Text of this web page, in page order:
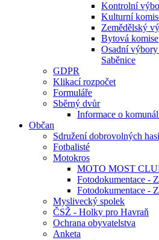
Kontrolní
Kulturní
Zemědělský
Bytová komise
Osadní výbory
Saběnice
GDPR
Klikací rozpočet
Formuláře
Sběrný dvůr
Informace o
Občan
Sdružení dobrovolných
Fotbalisté
Motokros
MOTO MOST
Fotodokumentace -
Fotodokumentace -
Myslivecký spolek
ČSŽ - Holky pro Havraň
Ochrana obyvatelstva
Anketa